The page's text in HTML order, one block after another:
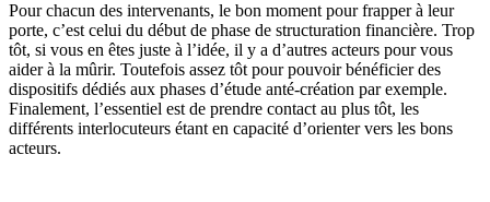
Pour chacun des intervenants, le bon moment pour frapper à leur
porte, c’est celui du début de phase de structuration financière. Trop
tôt, si vous en êtes juste à l’idée, il y a d’autres acteurs pour vous
aider à la mûrir. Toutefois assez tôt pour pouvoir bénéficier des
dispositifs dédiés aux phases d’étude anté-création par exemple.
Finalement, l’essentiel est de prendre contact au plus tôt, les
différents interlocuteurs étant en capacité d’orienter vers les bons
acteurs.